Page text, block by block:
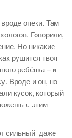
опеки. Там
Говорили,
Но никакие
рушится твоя
ребёнка – и
Вроде и он, но
кусок, который
с этим
сильный, даже